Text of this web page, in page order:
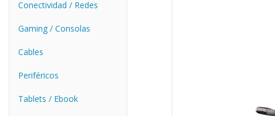
Conectividad / Redes
Gaming / Consolas
Cables
Periféricos
Tablets / Ebook